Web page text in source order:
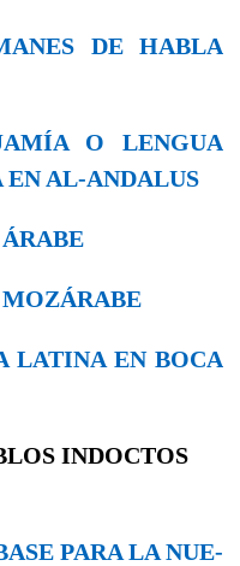
DE HABLA
O LENGUA
AL-ANDALUS
LATINA EN BOCA
INDOCTOS
PARA LA NUE­